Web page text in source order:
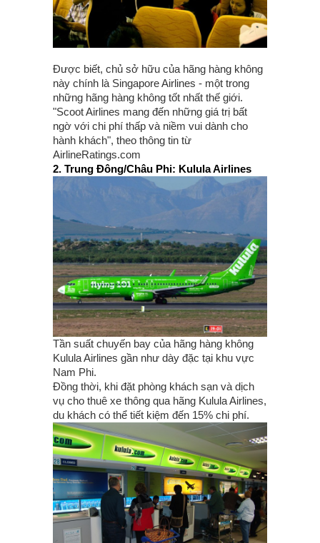
Được biết, chủ sở hữu của hãng hàng không
này chính là Singapore Airlines - một trong
những hãng hàng không tốt nhất thế giới.
"Scoot Airlines mang đến những giá trị bất
ngờ với chi phí thấp và niềm vui dành cho
hành khách", theo thông tin từ
AirlineRatings.com
2. Trung Đông/Châu Phi: Kulula Airlines
Tần suất chuyến bay của hãng hàng không
Kulula Airlines gần như dày đặc tại khu vực
Nam Phi.
Đồng thời, khi đặt phòng khách sạn và dịch
vụ cho thuê xe thông qua hãng Kulula Airlines,
du khách có thể tiết kiệm đến 15% chi phí.